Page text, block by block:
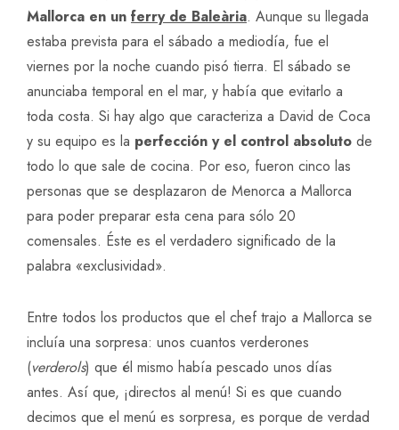
Mallorca en un ferry de Baleària. Aunque su llegada
estaba prevista para el sábado a mediodía, fue el
viernes por la noche cuando pisó tierra. El sábado se
anunciaba temporal en el mar, y había que evitarlo a
toda costa. Si hay algo que caracteriza a David de Coca
y su equipo es la perfección y el control absoluto de
todo lo que sale de cocina. Por eso, fueron cinco las
personas que se desplazaron de Menorca a Mallorca
para poder preparar esta cena para sólo 20
comensales. Éste es el verdadero significado de la
palabra «exclusividad».
Entre todos los productos que el chef trajo a Mallorca se
incluía una sorpresa: unos cuantos verderones
(verderols) que él mismo había pescado unos días
antes. Así que, ¡directos al menú! Si es que cuando
decimos que el menú es sorpresa, es porque de verdad